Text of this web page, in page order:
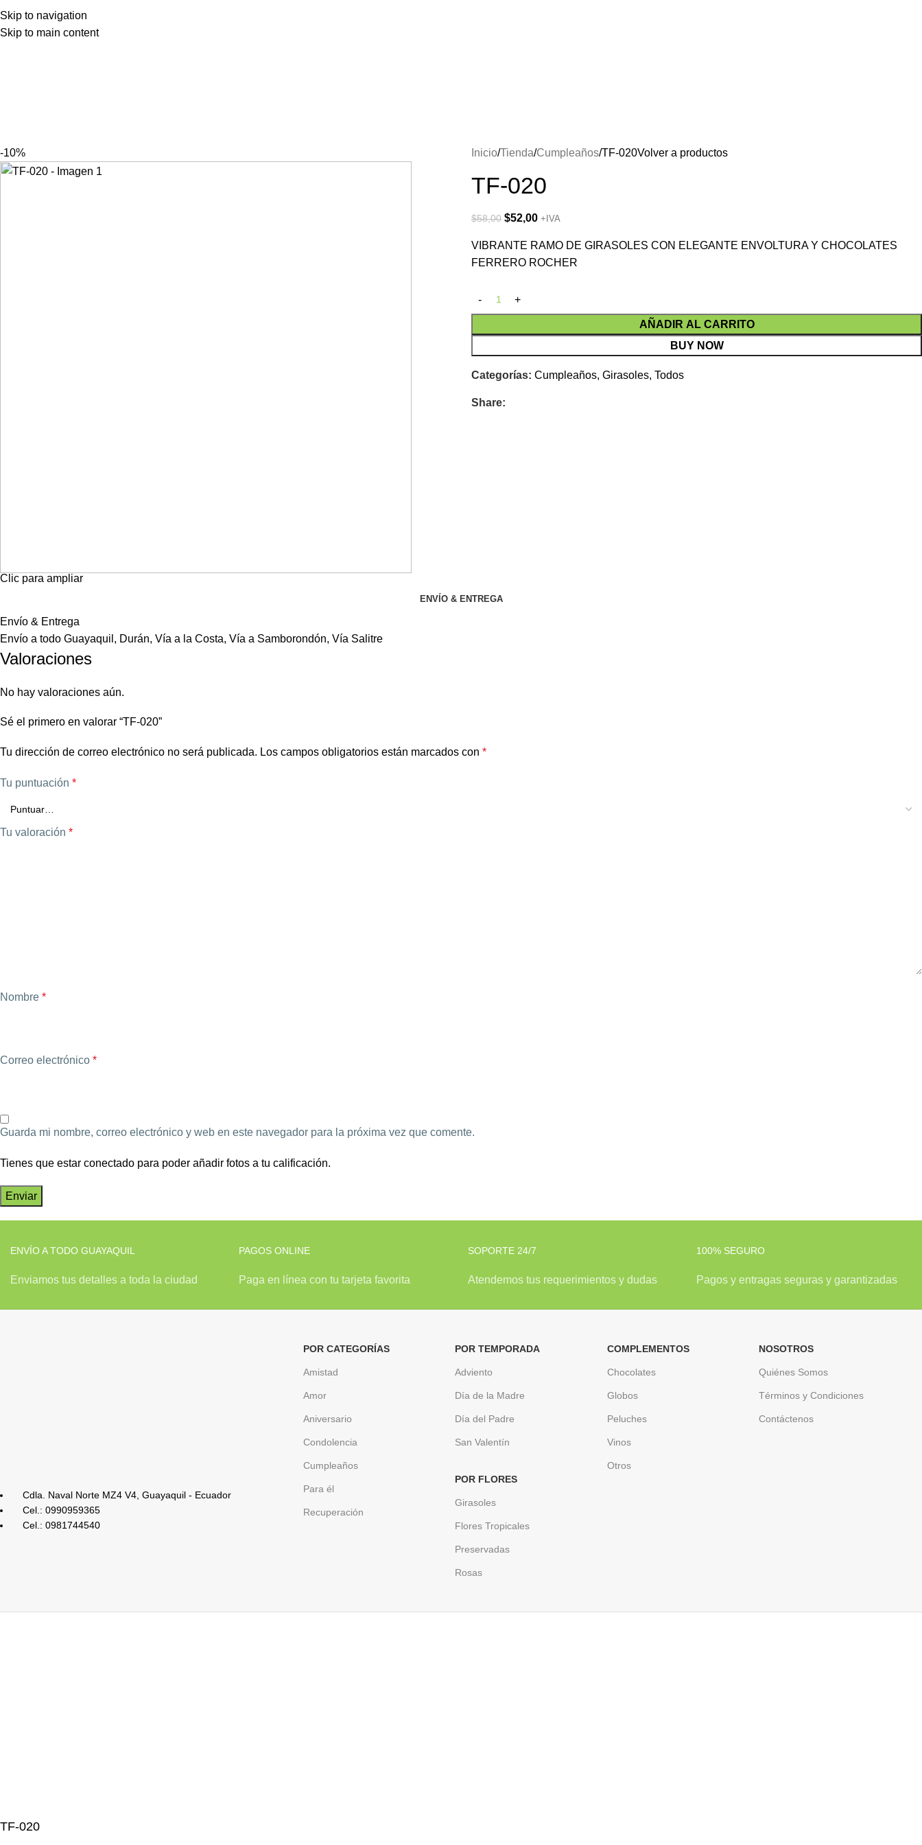
Skip to navigation
Skip to main content
-10%
Clic para ampliar
Inicio Tienda Cumpleaños TF-020Volver a productos
TF-020
$58,00 $52,00 +IVA
VIBRANTE RAMO DE GIRASOLES CON ELEGANTE ENVOLTURA Y CHOCOLATES
FERRERO ROCHER
AÑADIR AL CARRITO
BUY NOW
Categorías: Cumpleaños, Girasoles, Todos
Share:
ENVÍO & ENTREGA
Envío & Entrega
Envío a todo Guayaquil, Durán, Vía a la Costa, Vía a Samborondón, Vía Salitre
Valoraciones
No hay valoraciones aún.
Sé el primero en valorar “TF-020”
Tu dirección de correo electrónico no será publicada. Los campos obligatorios están marcados con *
Tu puntuación *
Tu valoración *
Nombre *
Correo electrónico *
Guarda mi nombre, correo electrónico y web en este navegador para la próxima vez que comente.
Tienes que estar conectado para poder añadir fotos a tu calificación.
ENVÍO A TODO GUAYAQUIL
Enviamos tus detalles a toda la ciudad
PAGOS ONLINE
Paga en línea con tu tarjeta favorita
SOPORTE 24/7
Atendemos tus requerimientos y dudas
100% SEGURO
Pagos y entragas seguras y garantizadas
Cdla. Naval Norte MZ4 V4, Guayaquil - Ecuador
Cel.: 0990959365
Cel.: 0981744540
POR CATEGORÍAS
Amistad
Amor
Aniversario
Condolencia
Cumpleaños
Para él
Recuperación
POR TEMPORADA
Adviento
Día de la Madre
Día del Padre
San Valentín
POR FLORES
Girasoles
Flores Tropicales
Preservadas
Rosas
COMPLEMENTOS
Chocolates
Globos
Peluches
Vinos
Otros
NOSOTROS
Quiénes Somos
Términos y Condiciones
Contáctenos
TF-020